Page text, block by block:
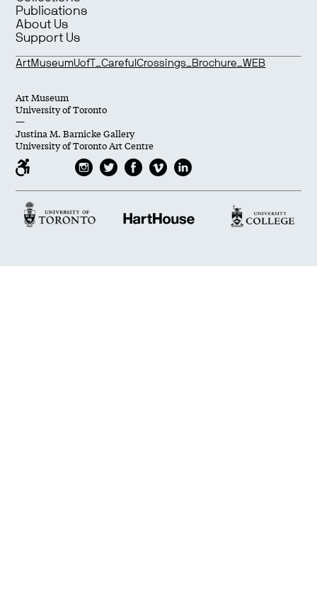
Publications
About Us
Support Us
ArtMuseumUofT_CarefulCrossings_Brochure_WEB
Art Museum
University of Toronto
—
Justina M. Barnicke Gallery
University of Toronto Art Centre